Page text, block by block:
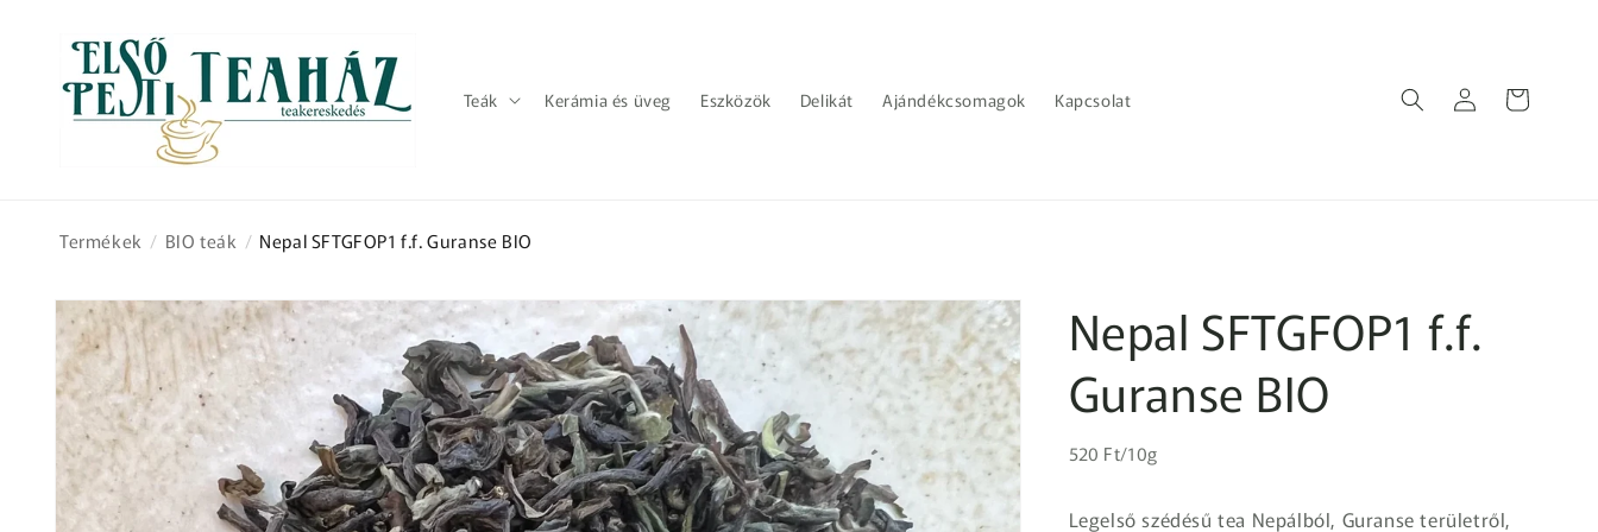
tartalomhoz
Teák Kerámia és üveg Eszközök Delikát Ajándékcsomagok Kapcsolat BejelentkezésKosár
Termékek / BIO teák / Nepal SFTGFOP1 f.f. Guranse BIO
Kihagyás, és
ugrás a
termékadatokra
Nepal SFTGFOP1 f.f.
Guranse BIO
Normál
Egységár
520 Ft/10g
Legelső szédésű tea Nepálból, Guranse területről,